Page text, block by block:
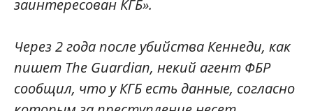
заинтересован КГБ».
Через 2 года после убийства Кеннеди, как
пишет The Guardian, некий агент ФБР
сообщил, что у КГБ есть данные, согласно